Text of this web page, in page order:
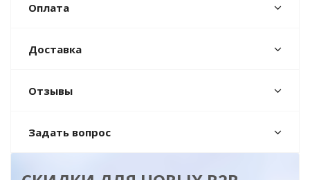
Оплата
Доставка
Отзывы
Задать вопрос